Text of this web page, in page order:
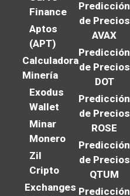
Finance
Aptos
(APT)
Calculadora
Minería
Exodus
Wallet
Minar
Monero
Zil
Cripto
Exchanges
Predicción
de Precios
AVAX
Predicción
de Precios
DOT
Predicción
de Precios
ROSE
Predicción
de Precios
QTUM
Predicción